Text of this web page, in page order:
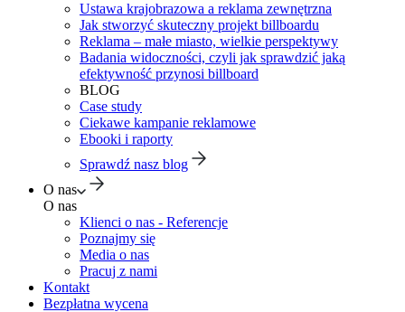
Ustawa krajobrazowa a reklama zewnętrzna
Jak stworzyć skuteczny projekt billboardu
Reklama – małe miasto, wielkie perspektywy
Badania widoczności, czyli jak sprawdzić jaką
efektywność przynosi billboard
BLOG
Case study
Ciekawe kampanie reklamowe
Ebooki i raporty
Sprawdź nasz blog
O nas
O nas
Klienci o nas - Referencje
Poznajmy się
Media o nas
Pracuj z nami
Kontakt
Bezpłatna wycena